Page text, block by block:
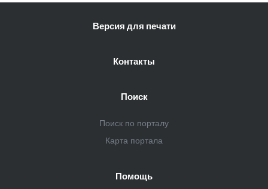
Версия для печати
Контакты
Поиск
Поиск по порталу
Карта портала
Помощь